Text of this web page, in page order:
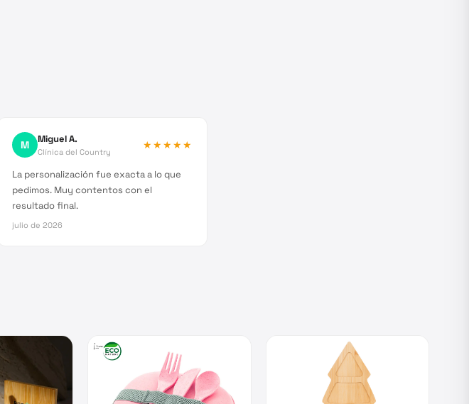
M Miguel A.
Clínica del Country
★★★★★
La personalización fue exacta a lo que
pedimos. Muy contentos con el
resultado final.
julio de 2026